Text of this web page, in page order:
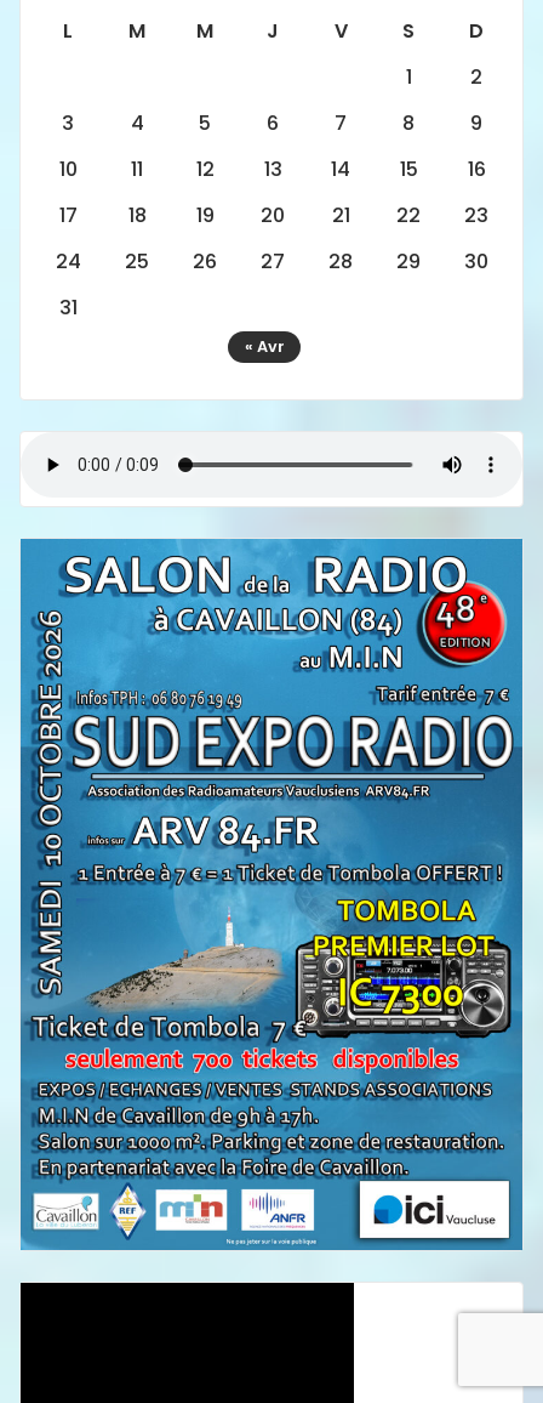
L
M M J V S
D
1
2
3
4 5 6 7 8
9
10
11 12 13 14 15
16
17
18 19 20 21 22
23
24
25 26 27 28 29
30
31
« Avr